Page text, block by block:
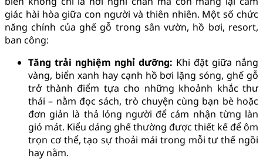
giác hài hòa giữa con người và thiên nhiên. Một số chức
năng chính của ghế gỗ trong sân vườn, hồ bơi, resort,
ban công:
Tăng trải nghiệm nghỉ dưỡng: Khi đặt giữa nắng
vàng, biển xanh hay cạnh hồ bơi lặng sóng, ghế gỗ
trở thành điểm tựa cho những khoảnh khắc thư
thái – nằm đọc sách, trò chuyện cùng bạn bè hoặc
đơn giản là thả lỏng người để cảm nhận từng làn
gió mát. Kiểu dáng ghế thường được thiết kế để ôm
trọn cơ thể, tạo sự thoải mái trong mỗi tư thế ngồi
hay nằm.